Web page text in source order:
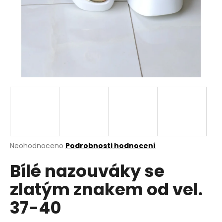
Průměrné
produktu
je
0,0
z
5
hvězdiček.
Neohodnoceno Podrobnosti hodnocení
Bílé nazouváky se
zlatým znakem od vel.
37-40
o
p
o
r
u